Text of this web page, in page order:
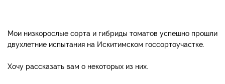
Мои низкорослые сорта и гибриды томатов успешно прошли
двухлетние испытания на Искитимском госсортоучастке.
Хочу рассказать вам о некоторых из них.